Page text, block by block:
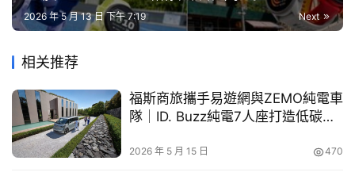
大
古
買
車
幫
HEV車型高壓電池享8年不限里程原廠保固；The new
Stonic 48V電池則享五年不限里程原廠保固，各車型另有
專屬禮遇方案(註1)。5月底前入主The new Sportage享專
代理台灣森那美起亞邀請您一同加入Kia新能源移動生活。
Next
2026 年 5 月 13 日 下午 7:19
相关推荐
福斯商旅攜手易遊網與ZEMO純電車
隊｜ID. Buzz純電7人座打造低碳尊
2026 年 5 月 15 日 470